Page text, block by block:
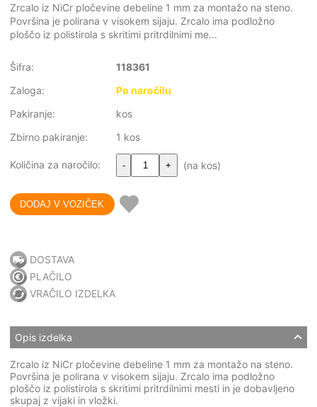
Zrcalo iz NiCr pločevine debeline 1 mm za montažo na steno.
Površina je polirana v visokem sijaju. Zrcalo ima podložno
ploščo iz polistirola s skritimi pritrdilnimi me...
Šifra:
118361
Zaloga:
Po naročilu
Pakiranje:
kos
Zbirno pakiranje:
1 kos
Količina za naročilo: - + (na kos)
DOSTAVA
PLAČILO
VRAČILO IZDELKA
Opis izdelka
Zrcalo iz NiCr pločevine debeline 1 mm za montažo na steno.
Površina je polirana v visokem sijaju. Zrcalo ima podložno
ploščo iz polistirola s skritimi pritrdilnimi mesti in je dobavljeno
skupaj z vijaki in vložki.